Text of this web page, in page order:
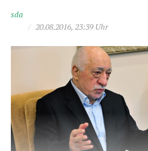
sda
/ 20.08.2016, 23:39 Uhr